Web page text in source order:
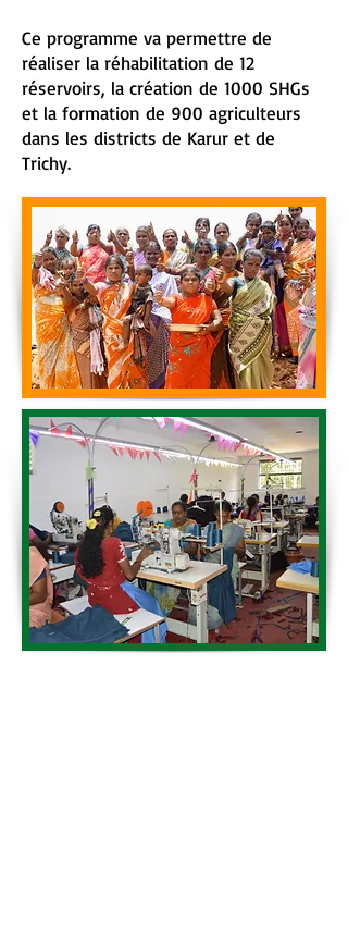
Ce programme va permettre de
réaliser la réhabilitation de 12
réservoirs, la création de 1000 SHGs
et la formation de 900 agriculteurs
dans les districts de Karur et de
Trichy.